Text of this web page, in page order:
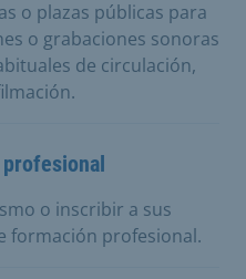
o plazas públicas para
o grabaciones sonoras
de circulación,
o inscribir a sus
formación profesional.